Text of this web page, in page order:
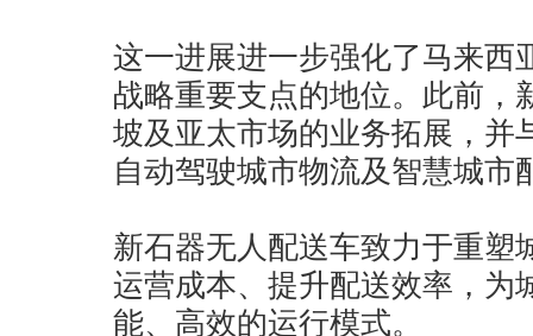
这一进展进一步强化了马来西
战略重要支点的地位。此前，
坡及亚太市场的业务拓展，并
自动驾驶城市物流及智慧城市
新石器无人配送车致力于重塑
运营成本、提升配送效率，为
能、高效的运行模式。